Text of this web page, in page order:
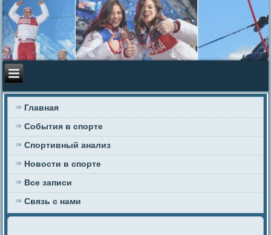
Главная
События в спорте
Спортивный анализ
Новости в спорте
Все записи
Связь с нами